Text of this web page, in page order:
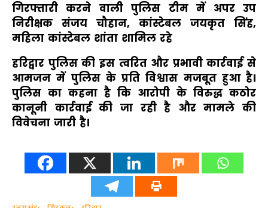
गिरफ्तारी करने वाली पुलिस टीम में अपर उप
निरीक्षक संजय चौहान, कांस्टेबल जयकृत सिंह,
महिला कांस्टेबल शांता शामिल रहे
हरिद्वार पुलिस की इस त्वरित और प्रभावी कार्रवाई से
आमजन में पुलिस के प्रति विश्वास मजबूत हुआ है।
पुलिस का कहना है कि आरोपी के विरुद्ध कठोर
कानूनी कार्रवाई की जा रही है और मामले की
विवेचना जारी है।